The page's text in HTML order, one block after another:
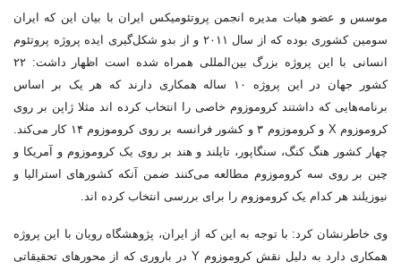
موسس و عضو هیات مدیره انجمن پروتئومیکس ایران با بیان این که ایران
سومین کشوری بوده که از سال ۲۰۱۱ و از بدو شکل‌گیری ایده پروژه پروتئوم
انسانی با این پروژه بزرگ بین‌المللی همراه شده است اظهار داشت: ۲۲
کشور جهان در این پروژه ۱۰ ساله همکاری دارند که هر یک بر اساس
برنامه‌هایی که داشتند کروموزوم خاصی را انتخاب کرده اند مثلا ژاپن بر روی
کروموزوم X و کروموزوم ۳ و کشور فرانسه بر روی کروموزوم ۱۴ کار می‌کند.
چهار کشور هنگ کنگ، سنگاپور، تایلند و هند بر روی یک کروموزوم و آمریکا و
چین بر روی سه کروموزوم مطالعه می‌کنند ضمن آنکه کشورهای استرالیا و
نیوزیلند هر کدام یک کروموزوم را برای بررسی انتخاب کرده اند.
وی خاطرنشان کرد: با توجه به این که از ایران، پژوهشگاه رویان با این پروژه
همکاری دارد به دلیل نقش کروموزوم Y در باروری که از محورهای تحقیقاتی